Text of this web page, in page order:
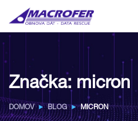
Značka: micron
DOMOV BLOG MICRON